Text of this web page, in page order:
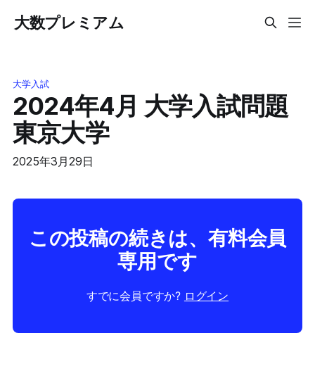
大数プレミアム
大学入試
2024年4月 大学入試問題
東京大学
2025年3月29日
この投稿の続きは、有料会員
専用です
すでに会員ですか? ログイン